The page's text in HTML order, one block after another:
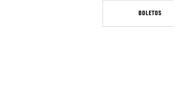
BOLETOS